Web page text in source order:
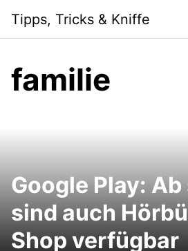
content
Tipps, Tricks & Kniffe
familie
Google Play:
sind auch
Shop verfügbar